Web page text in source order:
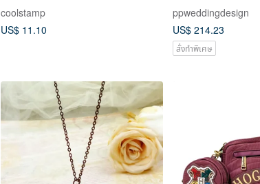
coolstamp
US$ 11.10
ppweddingdesign
US$ 214.23
สั่งทำพิเศษ